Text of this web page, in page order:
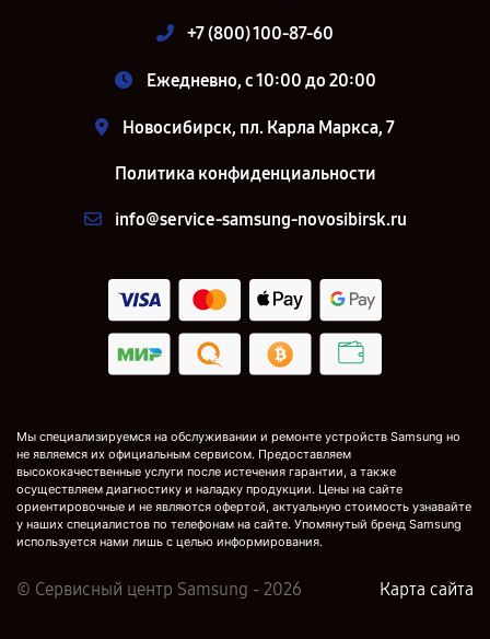
+7 (800) 100-87-60
Ежедневно, с 10:00 до 20:00
Новосибирск, пл. Карла Маркса, 7
Политика конфиденциальности
info@service-samsung-novosibirsk.ru
Мы специализируемся на обслуживании и ремонте устройств Samsung но
не являемся их официальным сервисом. Предоставляем
высококачественные услуги после истечения гарантии, а также
осуществляем диагностику и наладку продукции. Цены на сайте
ориентировочные и не являются офертой, актуальную стоимость узнавайте
у наших специалистов по телефонам на сайте. Упомянутый бренд Samsung
используется нами лишь с целью информирования.
© Сервисный центр Samsung - 2026 Карта сайта